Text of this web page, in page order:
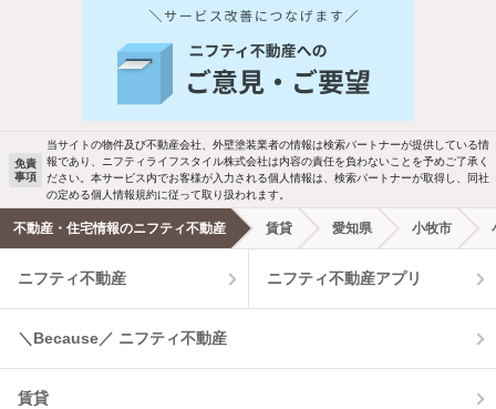
バス・トイレ別 2階以上
洗濯機置場あり 独立洗面台
エアコンあり 都市ガス
温水洗浄便座 オートロック
コンロ2口以上
免責
事項
当サイトの物件及び不動産会社、外壁塗装業者の情報は検索パートナーが提供している情
報であり、ニフティライフスタイル株式会社は内容の責任を負わないことを予めご了承く
ださい。本サービス内でお客様が入力される個人情報は、検索パートナーが取得し、同社
の定める個人情報規約に従って取り扱われます。
不動産・住宅情報のニフティ不動産 賃貸 愛知県 小牧市
ニフティ不動産 ニフティ不動産アプリ
＼Because／ ニフティ不動産
賃貸